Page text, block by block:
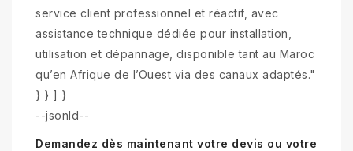
service client professionnel et réactif, avec
assistance technique dédiée pour installation,
utilisation et dépannage, disponible tant au Maroc
qu’en Afrique de l’Ouest via des canaux adaptés."
} } ] }
--jsonld--
Demandez dès maintenant votre devis ou votre